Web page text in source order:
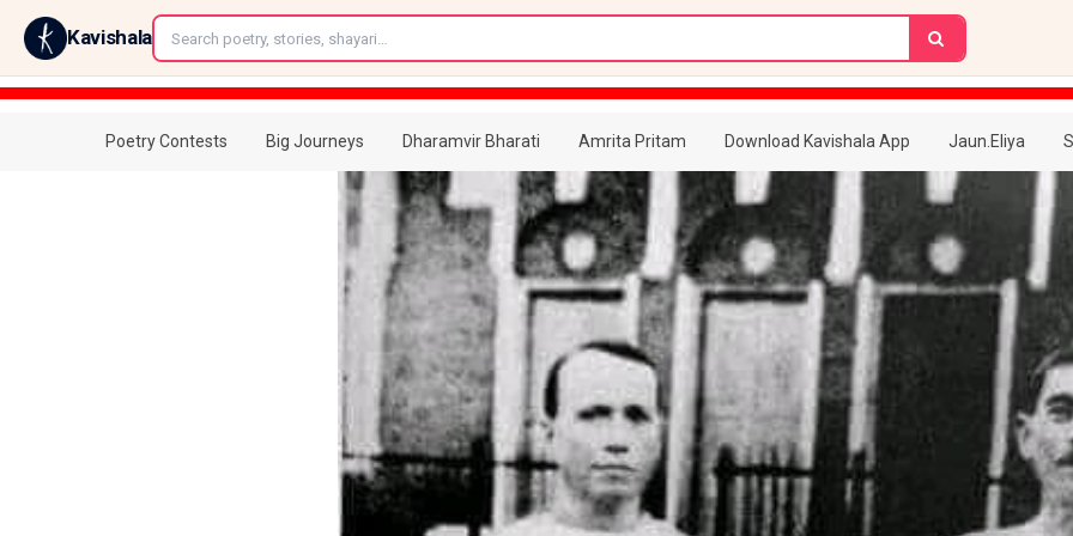
Kavishala
Poetry Contests Big Journeys Dharamvir Bharati Amrita Pritam Download Kavishala App Jaun.Eliya